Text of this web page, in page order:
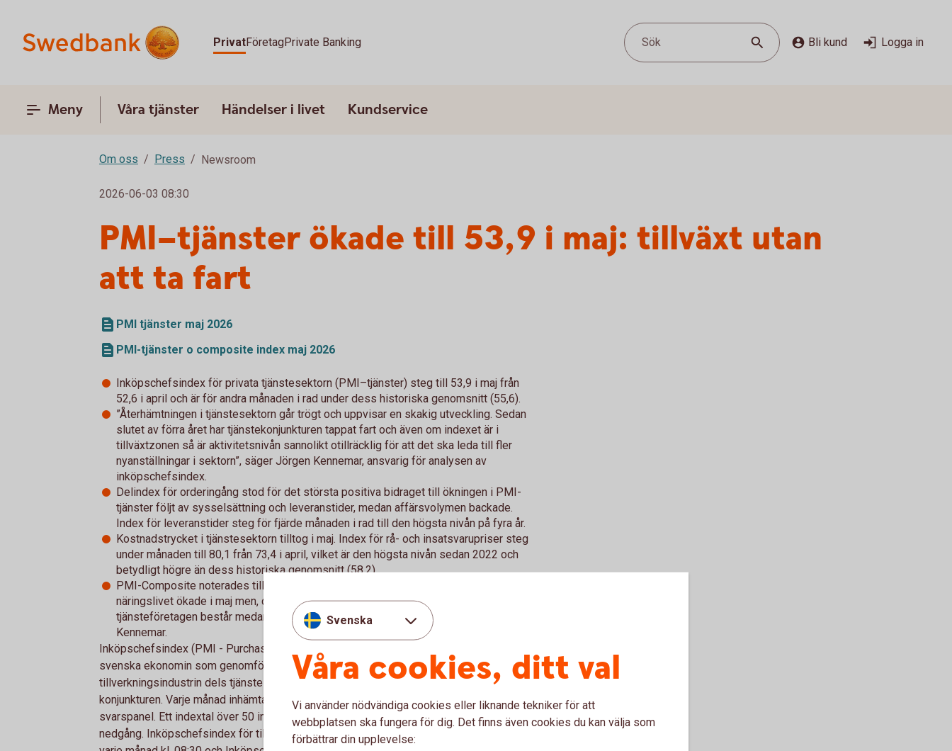
PrivatFöretagPrivate Banking Sök Bli kund Logga in
Meny Våra tjänster Händelser i livet Kundservice
Om oss Press Newsroom
2026-06-03 08:30
PMI–tjänster ökade till 53,9 i maj: tillväxt utan
att ta fart
PMI tjänster maj 2026
PMI-tjänster o composite index maj 2026
Inköpschefsindex för privata tjänstesektorn (PMI–tjänster) steg till 53,9 i maj från
52,6 i april och är för andra månaden i rad under dess historiska genomsnitt (55,6).
”Återhämtningen i tjänstesektorn går trögt och uppvisar en skakig utveckling. Sedan
slutet av förra året har tjänstekonjunkturen tappat fart och även om indexet är i
tillväxtzonen så är aktivitetsnivån sannolikt otillräcklig för att det ska leda till fler
nyanställningar i sektorn”, säger Jörgen Kennemar, ansvarig för analysen av
inköpschefsindex.
Delindex för orderingång stod för det största positiva bidraget till ökningen i PMI-
tjänster följt av sysselsättning och leveranstider, medan affärsvolymen backade.
Index för leveranstider steg för fjärde månaden i rad till den högsta nivån på fyra år.
Kostnadstrycket i tjänstesektorn tilltog i maj. Index för rå- och insatsvarupriser steg
under månaden till 80,1 från 73,4 i april, vilket är den högsta nivån sedan 2022 och
betydligt högre än dess historiska genomsnitt (58,2).
PMI-Composite noterades till 54,9 i maj från 53,9 i april. ”Återhämtningen i
näringslivet ökade i maj men, det är en tudelad bild där motvinden för
tjänsteföretagen består medan industrin fortsätter att växla upp”, säger Jörgen
Kennemar.
Inköpschefsindex (PMI - Purchasing Managers Index) är en konjunkturmätare för den
svenska ekonomin som genomförs i samarbete mellan Swedbank och Silf för dels
tillverkningsindustrin dels tjänstesektorn. Målet med PMI är att snabbt mäta den rådande
konjunkturen. Varje månad inhämtas konjunkturstatistik från inköpschefer som ingår i en
svarspanel. Ett indextal över 50 indikerar tillväxt medan ett indextal under 50 innebär en
nedgång. Inköpschefsindex för tillverkningsindustrin publiceras den första bankdagen
Svenska
Våra cookies, ditt val
Vi använder nödvändiga cookies eller liknande tekniker för att
webbplatsen ska fungera för dig. Det finns även cookies du kan välja som
förbättrar din upplevelse: